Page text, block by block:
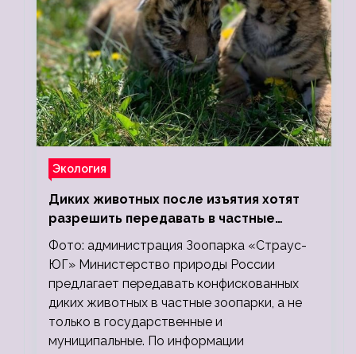
Экология
Диких животных после изъятия хотят
разрешить передавать в частные
зоопарки
Фото: администрация Зоопарка «Страус-
ЮГ» Министерство природы России
предлагает передавать конфискованных
диких животных в частные зоопарки, а не
только в государственные и
муниципальные. По информации